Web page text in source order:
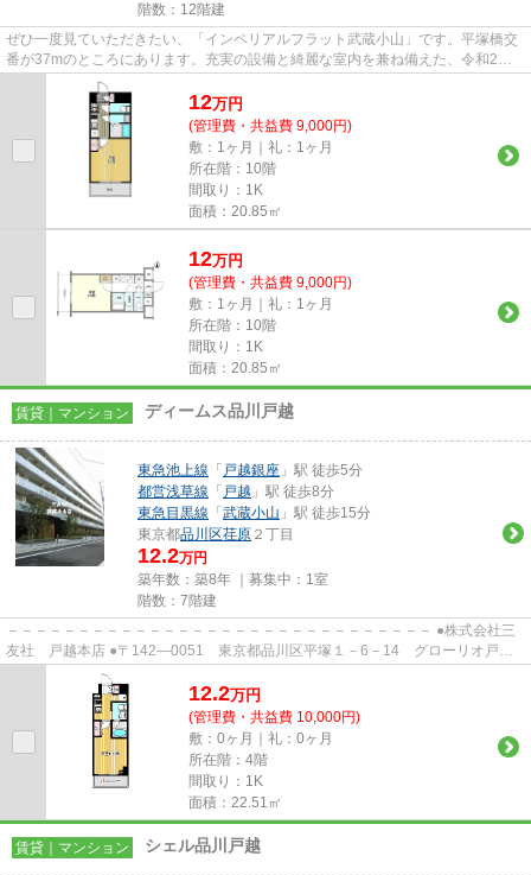
階数：12階建
ぜひ一度見ていただきたい、「インペリアルフラット武蔵小山」です。平塚橋交
番が37mのところにあります。充実の設備と綺麗な室内を兼ね備えた、令和2年
築の物件です。ご利用できる駅...
12万円
(管理費・共益費 9,000円)
敷：1ヶ月｜礼：1ヶ月
所在階：10階
間取り：1K
面積：20.85㎡
12万円
(管理費・共益費 9,000円)
敷：1ヶ月｜礼：1ヶ月
所在階：10階
間取り：1K
面積：20.85㎡
賃貸｜マンション ディームス品川戸越
東急池上線 「 戸越銀座 」駅 徒歩5分
都営浅草線 「 戸越 」駅 徒歩8分
東急目黒線 「 武蔵小山 」駅 徒歩15分
東京都品川区荏原 ２丁目
12.2万円
築年数：築8年 ｜募集中： 1室
階数：7階建
－－－－－－－－－－－－－－－－－－－－－－－－－－－－－－ ●株式会社三
友社 戸越本店 ●〒142―0051 東京都品川区平塚１－6－14 グローリオ戸越
銀座1階 ●TEL：03-3783-1218...
12.2万円
(管理費・共益費 10,000円)
敷：0ヶ月｜礼：0ヶ月
所在階：4階
間取り：1K
面積：22.51㎡
賃貸｜マンション シェル品川戸越